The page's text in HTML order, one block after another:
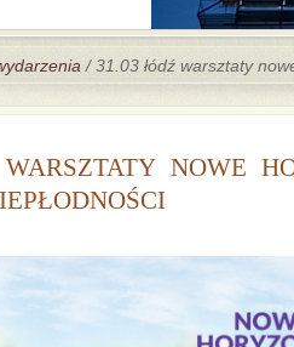
/ 31.03 łódź warsztaty
NOWE